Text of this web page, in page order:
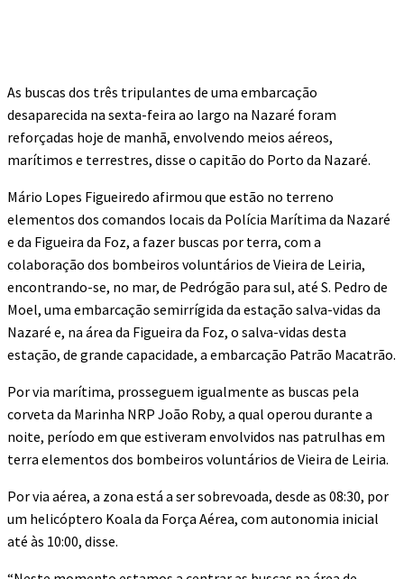
As buscas dos três tripulantes de uma embarcação
desaparecida na sexta-feira ao largo na Nazaré foram
reforçadas hoje de manhã, envolvendo meios aéreos,
marítimos e terrestres, disse o capitão do Porto da Nazaré.
Mário Lopes Figueiredo afirmou que estão no terreno
elementos dos comandos locais da Polícia Marítima da Nazaré
e da Figueira da Foz, a fazer buscas por terra, com a
colaboração dos bombeiros voluntários de Vieira de Leiria,
encontrando-se, no mar, de Pedrógão para sul, até S. Pedro de
Moel, uma embarcação semirrígida da estação salva-vidas da
Nazaré e, na área da Figueira da Foz, o salva-vidas desta
estação, de grande capacidade, a embarcação Patrão Macatrão.
Por via marítima, prosseguem igualmente as buscas pela
corveta da Marinha NRP João Roby, a qual operou durante a
noite, período em que estiveram envolvidos nas patrulhas em
terra elementos dos bombeiros voluntários de Vieira de Leiria.
Por via aérea, a zona está a ser sobrevoada, desde as 08:30, por
um helicóptero Koala da Força Aérea, com autonomia inicial
até às 10:00, disse.